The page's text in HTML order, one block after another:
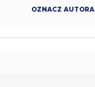
OZNACZ AUTORA